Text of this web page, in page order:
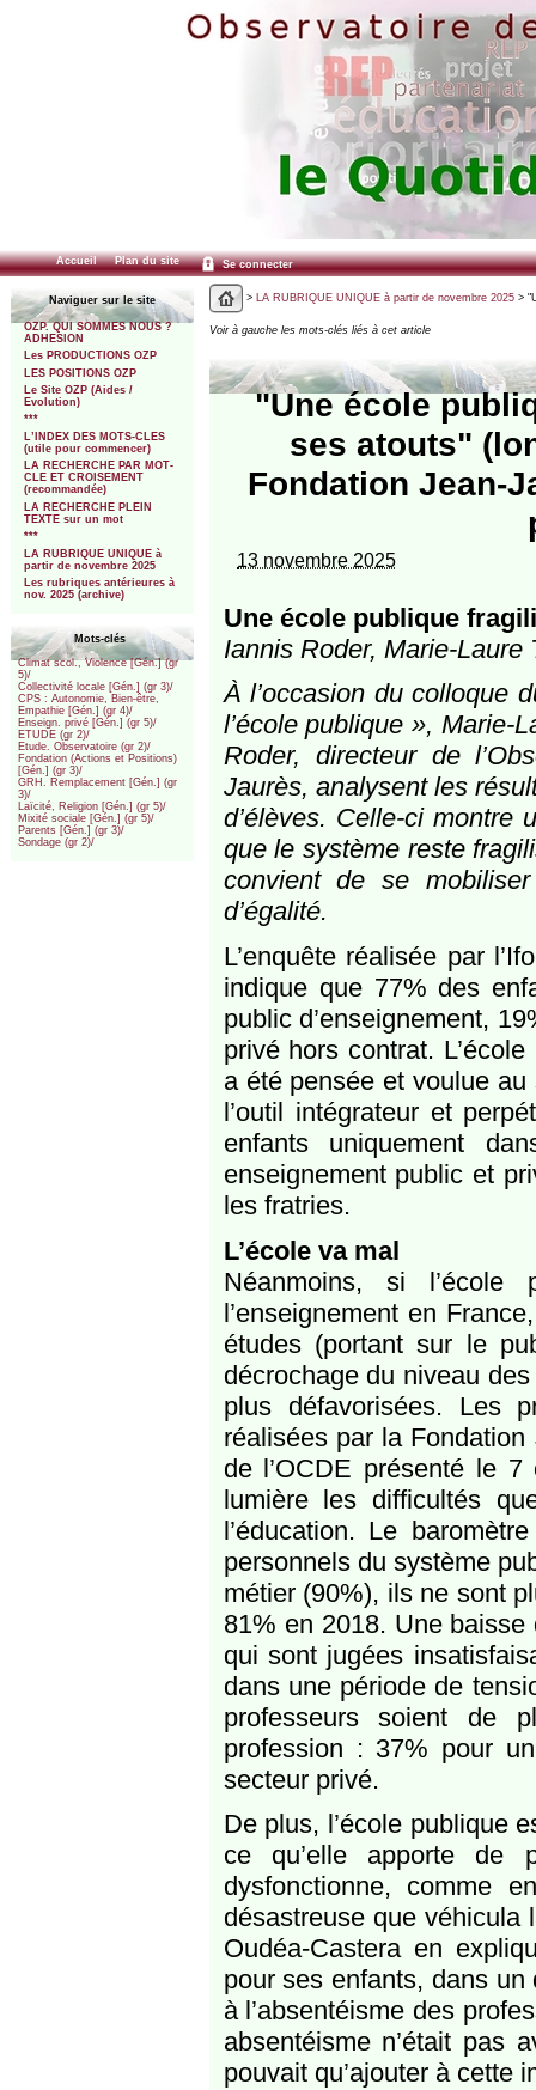
Accueil Plan du site Se connecter
Naviguer sur le site
OZP. QUI SOMMES NOUS ?
ADHESION
Les PRODUCTIONS OZP
LES POSITIONS OZP
Le Site OZP (Aides /
Evolution)
***
L’INDEX DES MOTS-CLES
(utile pour commencer)
LA RECHERCHE PAR MOT-
CLE ET CROISEMENT
(recommandée)
LA RECHERCHE PLEIN
TEXTE sur un mot
***
LA RUBRIQUE UNIQUE à
partir de novembre 2025
Les rubriques antérieures à
nov. 2025 (archive)
Mots-clés
Climat scol., Violence [Gén.] (gr
5)/
Collectivité locale [Gén.] (gr 3)/
CPS : Autonomie, Bien-être,
Empathie [Gén.] (gr 4)/
Enseign. privé [Gén.] (gr 5)/
ETUDE (gr 2)/
Etude. Observatoire (gr 2)/
Fondation (Actions et Positions)
[Gén.] (gr 3)/
GRH. Remplacement [Gén.] (gr
3)/
Laïcité, Religion [Gén.] (gr 5)/
Mixité sociale [Gén.] (gr 5)/
Parents [Gén.] (gr 3)/
Sondage (gr 2)/
> LA RUBRIQUE UNIQUE à partir de novembre 2025>
Voir à gauche les mots-clés liés à cet article
"Une école
ses atouts"
Fondation Jean-
13 novembre 2025
Une école publique
Iannis Roder, Marie-Laure
À l’occasion du colloque
l’école publique », Marie-
Roder, directeur de
Jaurès, analysent les
d’élèves. Celle-ci montre
que le système reste
convient de se
d’égalité.
L’enquête réalisée par
indique que 77% des
public d’enseignement,
privé hors contrat.
a été pensée et voulue
l’outil intégrateur et
enfants uniquement
enseignement public et
les fratries.
L’école va mal
Néanmoins, si
l’enseignement en
études (portant sur le
décrochage du niveau
plus défavorisées. Les
réalisées par la
de l’OCDE présenté le
lumière les difficultés
l’éducation. Le
personnels du système
métier (90%), ils ne sont
81% en 2018. Une
qui sont jugées
dans une période de
professeurs soient de
profession : 37% pour
secteur privé.
De plus, l’école publique
ce qu’elle apporte de
dysfonctionne, comme
désastreuse que véhicula
Oudéa-Castera en
pour ses enfants, dans
à l’absentéisme des
absentéisme n’était pas
pouvait qu’ajouter à cette